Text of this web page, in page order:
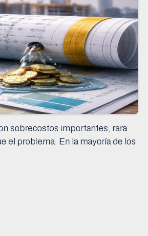
sobrecostos importantes, rara
el problema. En la mayoría de los